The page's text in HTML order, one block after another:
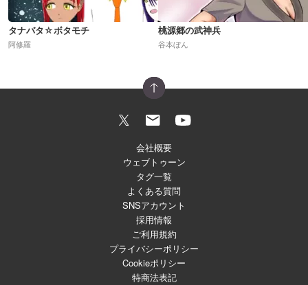
タナバタ☆ボタモチ
阿修羅
桃源郷の武神兵
谷本ぼん
会社概要
ウェブトゥーン
タグ一覧
よくある質問
SNSアカウント
採用情報
ご利用規約
プライバシーポリシー
Cookieポリシー
特商法表記